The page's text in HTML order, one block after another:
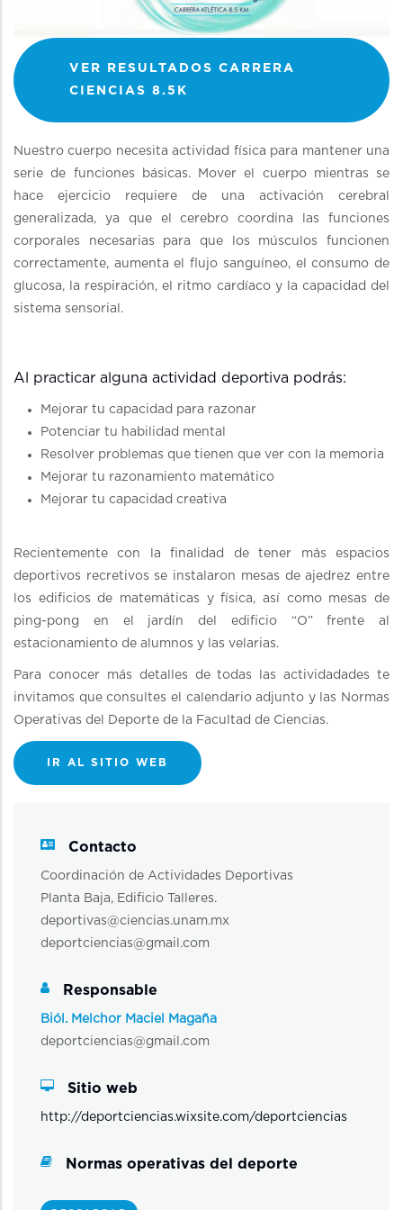
VER RESULTADOS CARRERA
CIENCIAS 8.5K
Nuestro cuerpo necesita actividad física para mantener una
serie de funciones básicas. Mover el cuerpo mientras se
hace ejercicio requiere de una activación cerebral
generalizada, ya que el cerebro coordina las funciones
corporales necesarias para que los músculos funcionen
correctamente, aumenta el flujo sanguíneo, el consumo de
glucosa, la respiración, el ritmo cardíaco y la capacidad del
sistema sensorial.
Al practicar alguna actividad deportiva podrás:
Mejorar tu capacidad para razonar
Potenciar tu habilidad mental
Resolver problemas que tienen que ver con la memoria
Mejorar tu razonamiento matemático
Mejorar tu capacidad creativa
Recientemente con la finalidad de tener más espacios
deportivos recretivos se instalaron mesas de ajedrez entre
los edificios de matemáticas y física, así como mesas de
ping-pong en el jardín del edificio “O” frente al
estacionamiento de alumnos y las velarias.
Para conocer más detalles de todas las actividadades te
invitamos que consultes el calendario adjunto y las Normas
Operativas del Deporte de la Facultad de Ciencias.
IR AL SITIO WEB
Contacto
Coordinación de Actividades Deportivas
Planta Baja, Edificio Talleres.
deportivas@ciencias.unam.mx
deportciencias@gmail.com
Responsable
Biól. Melchor Maciel Magaña
deportciencias@gmail.com
Sitio web
http://deportciencias.wixsite.com/deportciencias
Normas operativas del deporte